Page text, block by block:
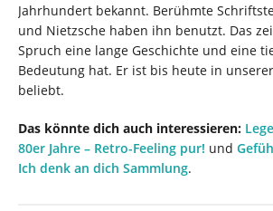
Jahrhundert bekannt. Berühmte
und Nietzsche haben ihn benutzt. Das
Spruch eine lange Geschichte und eine
Bedeutung hat. Er ist bis heute in
beliebt.
Das könnte dich auch interessieren:
80er Jahre – Retro-Feeling pur! und
Ich denk an dich Sammlung.